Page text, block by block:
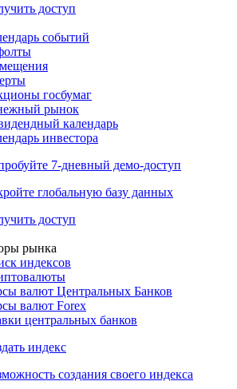
доступ
событий
госбумаг
рынок
календарь
инвестора
7-дневный демо-доступ
глобальную базу данных
доступ
рынка
индексов
валют Центральных Банков
валют Forex
центральных банков
индекс
создания своего индекса